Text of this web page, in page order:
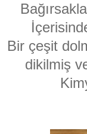
Bir çeşit
dikilmiş